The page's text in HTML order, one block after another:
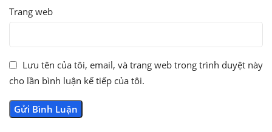
Trang web
Lưu tên của tôi, email, và trang web trong trình duyệt này
cho lần bình luận kế tiếp của tôi.